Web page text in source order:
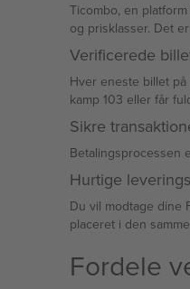
Ticombo, en
og prisklasser. Det
Verificerede
Hver eneste billet
kamp 103 eller får
Sikre
Betalingsprocessen
Hurtige
Du vil modtage dine
Fordele